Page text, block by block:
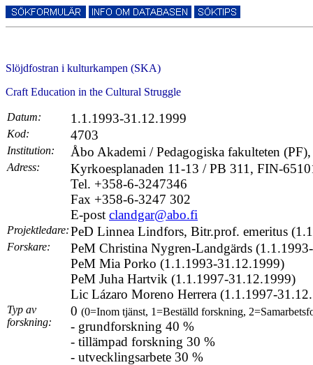
Slöjdfostran i kulturkampen (SKA)
Craft Education in the Cultural Struggle
Datum: 1.1.1993-31.12.1999
Kod: 4703
Institution: Åbo Akademi / Pedagogiska fakulteten
Adress:
Kyrkoesplanaden 11-13 / PB 311, FIN-
Tel. +358-6-3247346
Fax +358-6-3247 302
E-post clandgar@abo.fi
Projektledare:PeD Linnea Lindfors, Bitr.prof. emeritus
Forskare:
PeM Christina Nygren-Landgärds
PeM Mia Porko (1.1.1993-31.12.1999)
PeM Juha Hartvik (1.1.1997-31.12.1999)
Lic Lázaro Moreno Herrera (1.1.1997-
Typ av
forskning:
0 (0=Inom tjänst, 1=Beställd forskning,
- grundforskning 40 %
- tillämpad forskning 30 %
- utvecklingsarbete 30 %